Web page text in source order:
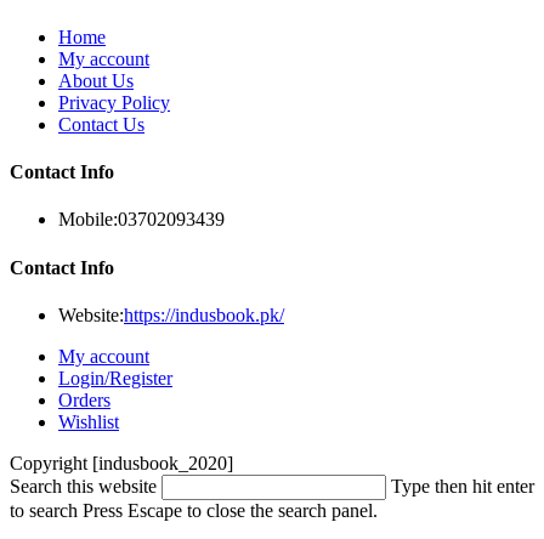
Home
My account
About Us
Privacy Policy
Contact Us
Contact Info
Mobile:03702093439
Contact Info
Website:https://indusbook.pk/
My account
Login/Register
Orders
Wishlist
Copyright [indusbook_2020]
Search this website
Type then hit enter
to search Press Escape to close the search panel.